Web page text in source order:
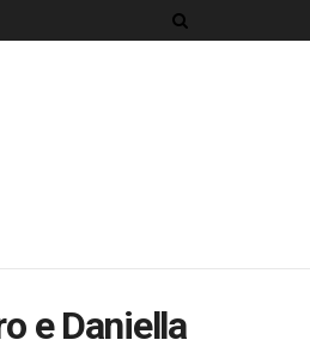
e Daniella